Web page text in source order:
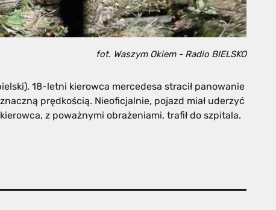
fot. Waszym Okiem - Radio BIELSKO
18-letni kierowca mercedesa stracił panowanie
prędkością. Nieoficjalnie, pojazd miał uderzyć
z poważnymi obrażeniami, trafił do szpitala.